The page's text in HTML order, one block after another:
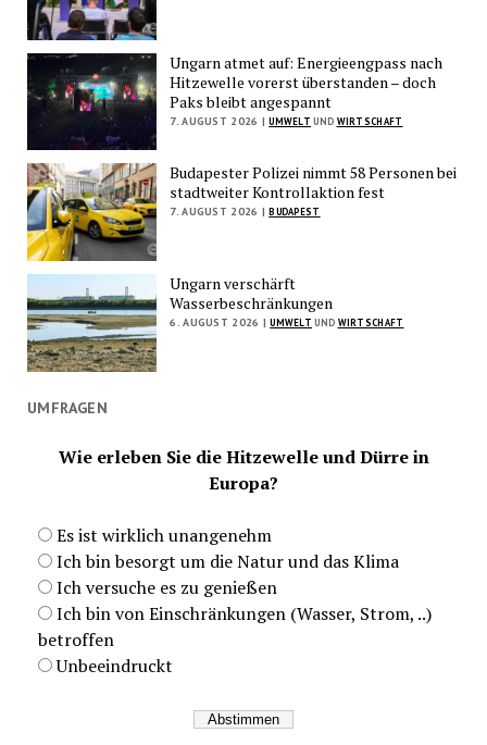
Ungarn atmet auf: Energieengpass nach
Hitzewelle vorerst überstanden – doch
Paks bleibt angespannt
7. AUGUST 2026 | UMWELT UND WIRTSCHAFT
Budapester Polizei nimmt 58 Personen bei
stadtweiter Kontrollaktion fest
7. AUGUST 2026 | BUDAPEST
Ungarn verschärft
Wasserbeschränkungen
6. AUGUST 2026 | UMWELT UND WIRTSCHAFT
UMFRAGEN
Wie erleben Sie die Hitzewelle und Dürre in
Europa?
Es ist wirklich unangenehm
Ich bin besorgt um die Natur und das Klima
Ich versuche es zu genießen
Ich bin von Einschränkungen (Wasser, Strom, ..)
betroffen
Unbeeindruckt